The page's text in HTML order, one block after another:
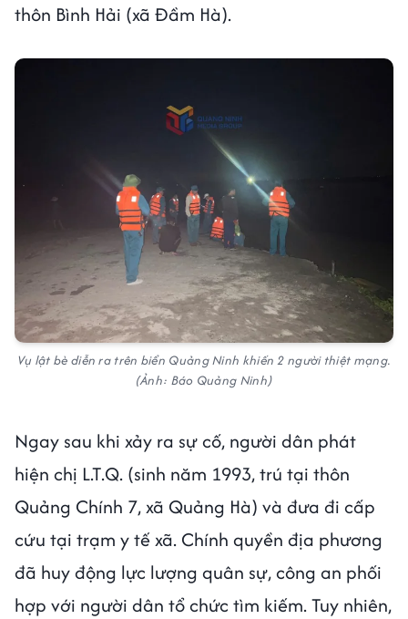
thôn Bình Hải (xã Đầm Hà).
Vụ lật bè diễn ra trên biển Quảng Ninh khiến 2 người thiệt mạng.
(Ảnh: Báo Quảng Ninh)
Ngay sau khi xảy ra sự cố, người dân phát
hiện chị L.T.Q. (sinh năm 1993, trú tại thôn
Quảng Chính 7, xã Quảng Hà) và đưa đi cấp
cứu tại trạm y tế xã. Chính quyền địa phương
đã huy động lực lượng quân sự, công an phối
hợp với người dân tổ chức tìm kiếm. Tuy nhiên,